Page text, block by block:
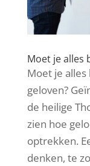
Moet je alles
Moet je
geloven?
de heilige
zien hoe
optrekken.
denken, te